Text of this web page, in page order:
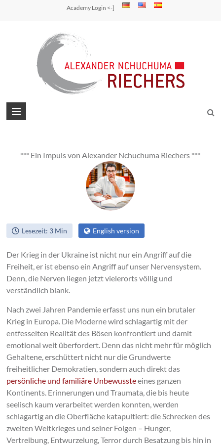
Academy Login <-]
Alexander
bringen.
*** Ein Impuls von Alexander Nchuchuma Riechers ***
Lesezeit: 3 Min English version
Der Krieg in der Ukraine ist nicht nur ein Angriff auf die
Freiheit, er ist ebenso ein Angriff auf unser Nervensystem.
Denn, die Nerven liegen jetzt vielerorts völlig und
verständlich blank.
Nach zwei Jahren Pandemie erfasst uns nun ein brutaler
Krieg in Europa. Die Moderne wird schlagartig mit der
entfesselten Realität des Bösen konfrontiert und damit
emotional weit überfordert. Denn das nicht mehr für möglich
Gehaltene, erschüttert nicht nur die Grundwerte
freiheitlicher Demokratien, sondern auch direkt das
persönliche und familiäre Unbewussteeines ganzen
Kontinents. Erinnerungen und Traumata, die bis heute
seelisch kaum verarbeitet werden konnten, werden
schlagartig an die Oberfläche katapultiert: die Schrecken des
zweiten Weltkrieges und seiner Folgen – Hunger,
Vertreibung, Entwurzelung, Terror durch Besatzung bis hin in